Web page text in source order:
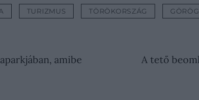
TURIZMUS TÖRÖKORSZÁG
amibe
A tető